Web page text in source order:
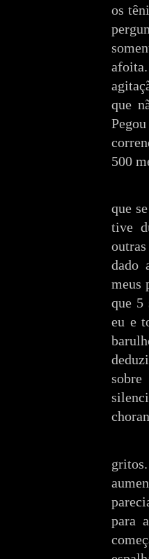
os
que
500
que
tive
dado
meus
que 5
eu e
para